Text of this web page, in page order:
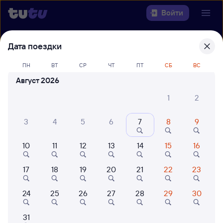
Войти
Выберите день, чтобы найти
билеты Новороссийск — Москва
Казанская
42 млн путешествуют с
Когда
Кто едет
Дата поездки
ПН ВТ СР ЧТ ПТ СБ ВС
Август 2026
1
2
3 4 5 6 7 8 9
10 11 12 13 14 15 16
17 18 19 20 21 22 23
24 25 26 27 28 29 30
31